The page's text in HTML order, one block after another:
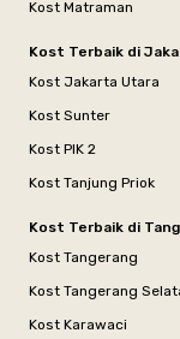
Kost Matraman
Kost Terbaik di
Kost Jakarta Utara
Kost Sunter
Kost PIK 2
Kost Tanjung Priok
Kost Terbaik di
Kost Tangerang
Kost Tangerang
Kost Karawaci